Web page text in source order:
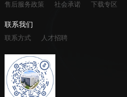
售后服务政策
社会承诺 下载专区
联系我们
联系方式
人才招聘